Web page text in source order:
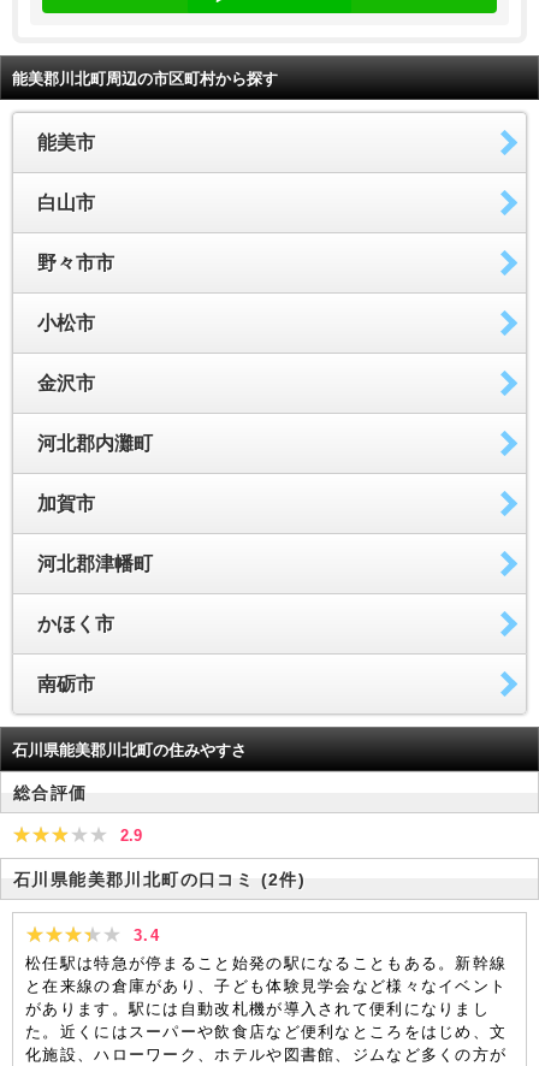
能美郡川北町周辺の市区町村から探す
能美市
白山市
野々市市
小松市
金沢市
河北郡内灘町
加賀市
河北郡津幡町
かほく市
南砺市
石川県能美郡川北町の住みやすさ
総合評価
2.9
石川県能美郡川北町の口コミ (2件)
3.4
松任駅は特急が停まること始発の駅になることもある。新幹線
と在来線の倉庫があり、子ども体験見学会など様々なイベント
があります。駅には自動改札機が導入されて便利になりまし
た。近くにはスーパーや飲食店など便利なところをはじめ、文
化施設、ハローワーク、ホテルや図書館、ジムなど多くの方が